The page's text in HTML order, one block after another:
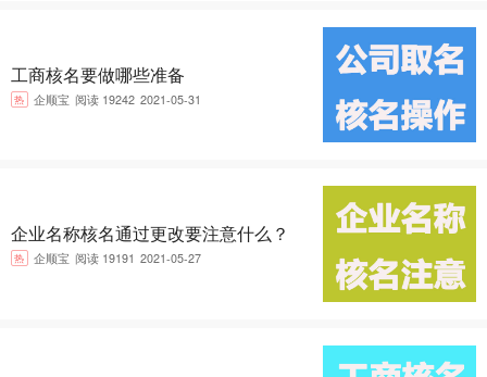
工商核名要做哪些准备
热 企顺宝 阅读 19242 2021-05-31
企业名称核名通过更改要注意什么？
热 企顺宝 阅读 19191 2021-05-27